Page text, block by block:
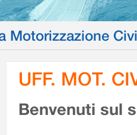
Motorizzazione
UFF. MOT.
Benvenuti sul